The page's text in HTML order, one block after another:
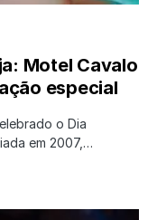
Motel Cavalo
especial
o Dia
em 2007,…